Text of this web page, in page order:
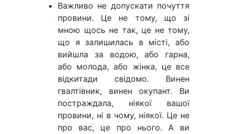
Важливо не допускати почуття
провини. Це не тому, що зі
мною щось не так, це не тому,
що я залишилась в місті, або
вийшла за водою, або гарна,
або молода, або жінка, це все
відкитади свідомо. Винен
гвалтівник, винен окупант. Ви
постраждала, ніякої вашої
провини, ні в чому, ніякої. Це не
про вас, це про нього. А ви